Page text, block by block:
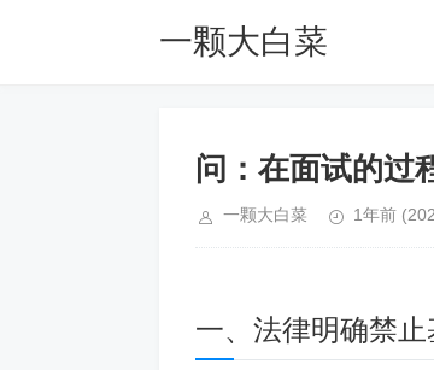
一颗大白菜
问：在面试的过
一颗大白菜 1年前
一、法律明确禁